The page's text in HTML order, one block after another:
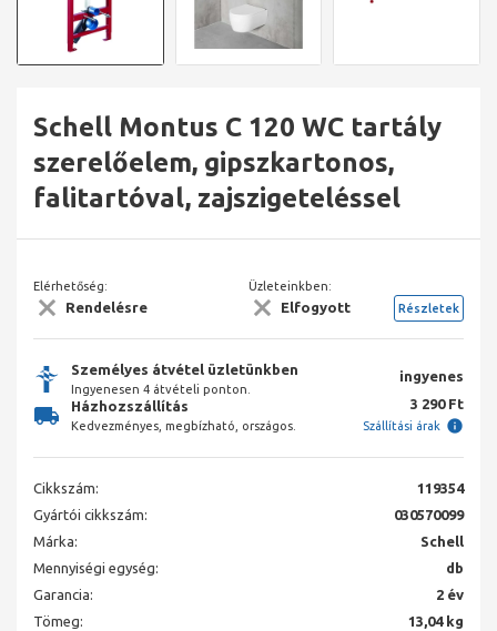
Schell Montus C 120 WC tartály
szerelőelem, gipszkartonos,
falitartóval, zajszigeteléssel
Elérhetőség:
Rendelésre
Üzleteinkben:
Elfogyott Részletek
Személyes átvétel üzletünkben
Ingyenesen 4 átvételi ponton.
ingyenes
Házhozszállítás
Kedvezményes, megbízható, országos.
3 290 Ft
Szállítási árak
Cikkszám:
119354
Gyártói cikkszám:
030570099
Márka:
Schell
Mennyiségi egység:
db
Garancia:
2 év
Tömeg:
13,04 kg